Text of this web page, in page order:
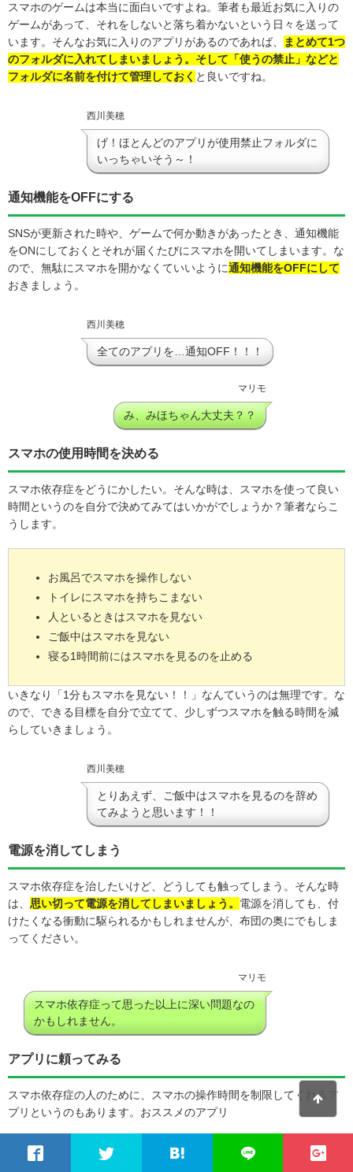
スマホのゲームは本当に面白いですよね。筆者も最近お気に入りの
ゲームがあって、それをしないと落ち着かないという日々を送って
います。そんなお気に入りのアプリがあるのであれば、
まとめて1つ
のフォルダに入れてしまいましょう。そして「使うの禁止」などと
フォルダに名前を付けて管理しておく と良いですね。
西川美穂
げ！ほとんどのアプリが使用禁止フォルダに
いっちゃいそう～！
通知機能をOFFにする
SNSが更新された時や、ゲームで何か動きがあったとき、通知機能
をONにしておくとそれが届くたびにスマホを開いてしまいます。な
ので、無駄にスマホを開かなくていいように通知機能をOFFにして
おきましょう。
西川美穂
全てのアプリを…通知OFF！！！
マリモ
み、みほちゃん大丈夫？？
スマホの使用時間を決める
スマホ依存症をどうにかしたい。そんな時は、スマホを使って良い
時間というのを自分で決めてみてはいかがでしょうか？筆者ならこ
うします。
お風呂でスマホを操作しない
トイレにスマホを持ちこまない
人といるときはスマホを見ない
ご飯中はスマホを見ない
寝る1時間前にはスマホを見るのを止める
いきなり「1分もスマホを見ない！！」なんていうのは無理です。な
ので、できる目標を自分で立てて、少しずつスマホを触る時間を減
らしていきましょう。
西川美穂
とりあえず、ご飯中はスマホを見るのを辞め
てみようと思います！！
電源を消してしまう
スマホ依存症を治したいけど、どうしても触ってしまう。そんな時
は、 思い切って電源を消してしまいましょう。 電源を消しても、付
けたくなる衝動に駆られるかもしれませんが、布団の奥にでもしま
ってください。
マリモ
スマホ依存症って思った以上に深い問題なの
かもしれません。
アプリに頼ってみる
スマホ依存症の人のために、スマホの操作時間を制限してくれるア
プリというのもあります。おススメのアプリ
「UBhind モバイル・ライフ・パタン」
というアプリです。iPhone
でもAndroidでもダウンロードすることができます。このアプリで出